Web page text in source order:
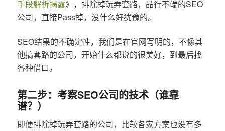
手段解析揭露》，排除掉玩弄套路，品行不端的SEO
公司，直接Pass掉，没什么好犹豫的。
SEO结果的不确定性，我们是在官网写明的，不像其
他搞套路的公司，开始什么都说的很美好，到最后找
各种借口。
第二步：考察SEO公司的技术（谁靠
谱？）
即便排除掉玩弄套路的公司，比较各家方案也没有多